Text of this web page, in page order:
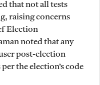
that not all tests
raising concerns
Election
noted that any
post-election
the election’s code